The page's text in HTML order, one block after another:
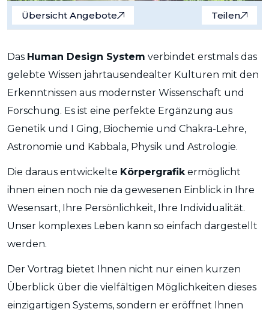
Übersicht Angebote Teilen
Das Human Design System verbindet erstmals das
gelebte Wissen jahrtausendealter Kulturen mit den
Erkenntnissen aus modernster Wissenschaft und
Forschung. Es ist eine perfekte Ergänzung aus
Genetik und I Ging, Biochemie und Chakra-Lehre,
Astronomie und Kabbala, Physik und Astrologie.
Die daraus entwickelte Körpergrafikermöglicht
ihnen einen noch nie da gewesenen Einblick in Ihre
Wesensart, Ihre Persönlichkeit, Ihre Individualität.
Unser komplexes Leben kann so einfach dargestellt
werden.
Der Vortrag bietet Ihnen nicht nur einen kurzen
Überblick über die vielfältigen Möglichkeiten dieses
einzigartigen Systems, sondern er eröffnet Ihnen